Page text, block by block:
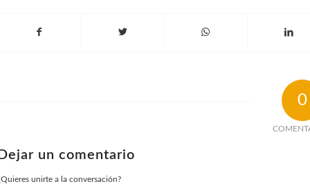
0
Dejar un comentario
unirte a la conversación?